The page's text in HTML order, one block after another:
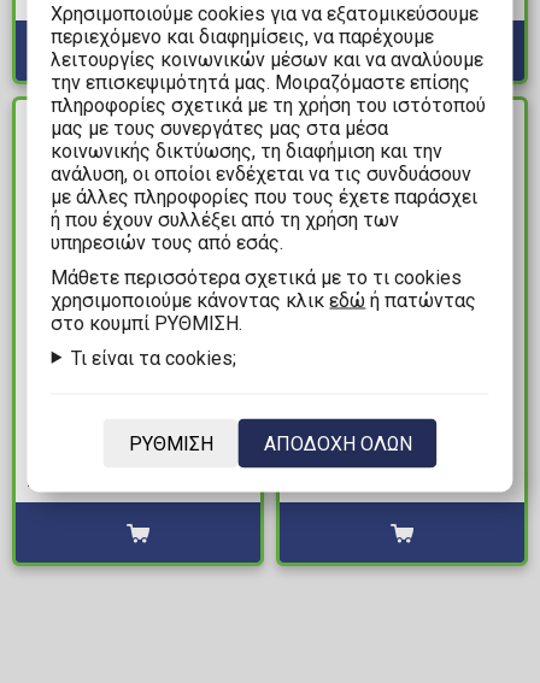
II
ΔΙΑΘΕΣΙΜΟ
11,99€
Ninja Scrolls Vol. 01
Διαθέσιμα: 1
Τόμος Savage
Wolverine Vol. 03: Wrath
Χρησιμοποιούμε cookies για να εξατομικεύσουμε
περιεχόμενο και διαφημίσεις, να παρέχουμε
λειτουργίες κοινωνικών μέσων και να αναλύουμε
την επισκεψιμότητά μας. Μοιραζόμαστε επίσης
πληροφορίες σχετικά με τη χρήση του ιστότοπού
μας με τους συνεργάτες μας στα μέσα
κοινωνικής δικτύωσης, τη διαφήμιση και την
ανάλυση, οι οποίοι ενδέχεται να τις συνδυάσουν
με άλλες πληροφορίες που τους έχετε παράσχει
ή που έχουν συλλέξει από τη χρήση των
υπηρεσιών τους από εσάς.
Mάθετε περισσότερα σχετικά με το τι cookies
χρησιμοποιούμε κάνοντας κλικεδώ ή πατώντας
στο κουμπί ΡΥΘΜΙΣΗ.
Τι είναι τα cookies;
ΡΥΘΜΙΣΗ ΑΠΟΔΟΧΗ ΟΛΩΝ